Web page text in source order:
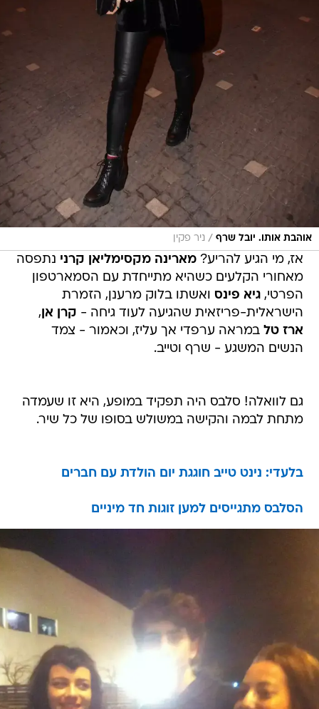
אוהבת אותו. יובל שרף / ניר פקין
אז, מי הגיע להריע?מארינה מקסימליאן קרני נתפסה
מאחורי הקלעים כשהיא מתייחדת עם הסמארטפון
הפרטי,גיא פינס ואשתו בלוק מרענן, הזמרת
הישראלית-פריזאית שהגיעה לעוד גיחה - קרן אן ,
ארז טל במראה ערפדי אך עליז, וכאמור - צמד
הנשים המשגע - שרף וטייב.
גם לוואלה! סלבס היה תפקיד במופע, היא זו שעמדה
מתחת לבמה והקישה במשולש בסופו של כל שיר.
בלעדי: נינט טייב חוגגת יום הולדת עם חברים
הסלבס מתגייסים למען זוגות חד מיניים